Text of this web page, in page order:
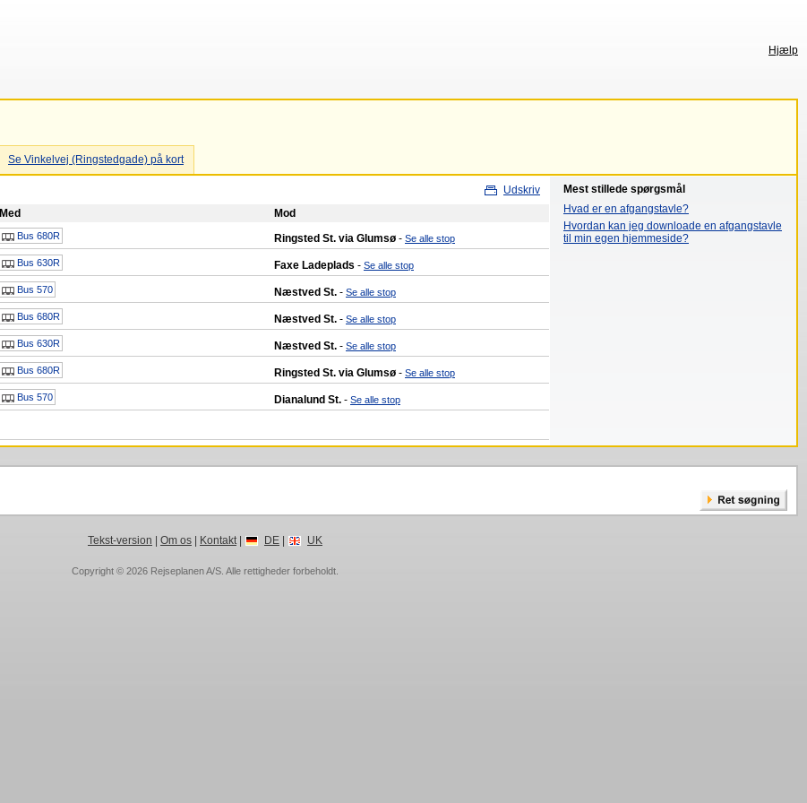
Hjælp
Se Vinkelvej (Ringstedgade) på kort
Udskriv
Med
Mod
Bus 680R Ringsted St. via Glumsø - Se alle stop
Bus 630R Faxe Ladeplads - Se alle stop
Bus 570 Næstved St. - Se alle stop
Bus 680R Næstved St. - Se alle stop
Bus 630R Næstved St. - Se alle stop
Bus 680R Ringsted St. via Glumsø - Se alle stop
Bus 570 Dianalund St. - Se alle stop
Mest stillede spørgsmål
Hvad er en afgangstavle?
Hvordan kan jeg downloade en afgangstavle
til min egen hjemmeside?
Tekst-version Om os| Kontakt| DE| UK
Copyright © 2026 Rejseplanen A/S . Alle rettigheder forbeholdt.